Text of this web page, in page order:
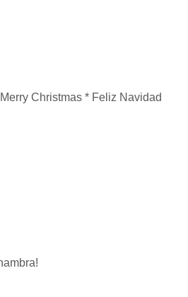
Christmas * Feliz Navidad